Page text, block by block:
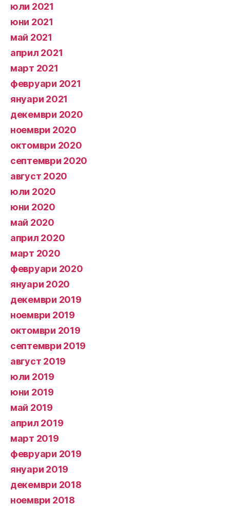
юли 2021
юни 2021
май 2021
април 2021
март 2021
февруари 2021
януари 2021
декември 2020
ноември 2020
октомври 2020
септември 2020
август 2020
юли 2020
юни 2020
май 2020
април 2020
март 2020
февруари 2020
януари 2020
декември 2019
ноември 2019
октомври 2019
септември 2019
август 2019
юли 2019
юни 2019
май 2019
април 2019
март 2019
февруари 2019
януари 2019
декември 2018
ноември 2018